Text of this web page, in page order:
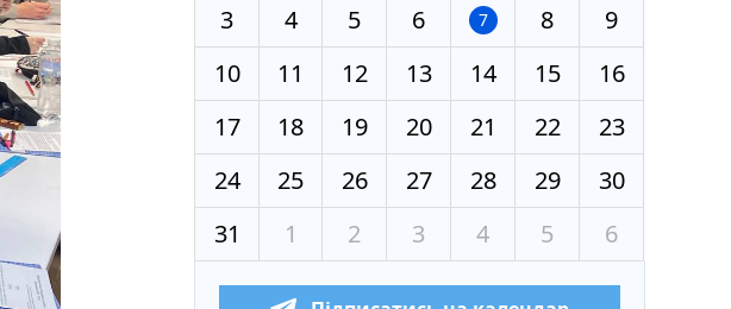
3
4 5 6 7 8
9
10
11 12 13 14 15
16
17
18 19 20 21 22
23
24
25 26 27 28 29
30
31
1 2 3 4 5 6